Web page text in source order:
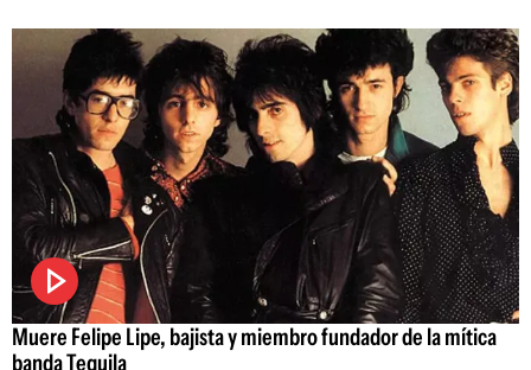
Muere Felipe Lipe, bajista y miembro fundador de la mítica
banda Tequila